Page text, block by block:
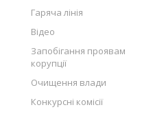
Гаряча лінія
Відео
Запобігання проявам
корупції
Очищення влади
Конкурсні комісії